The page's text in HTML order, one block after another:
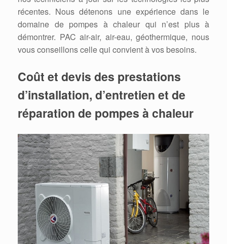
récentes. Nous détenons une expérience dans le
domaine de pompes à chaleur qui n’est plus à
démontrer. PAC air-air, air-eau, géothermique, nous
vous conseillons celle qui convient à vos besoins.
Coût et devis des prestations
d’installation, d’entretien et de
réparation de pompes à chaleur